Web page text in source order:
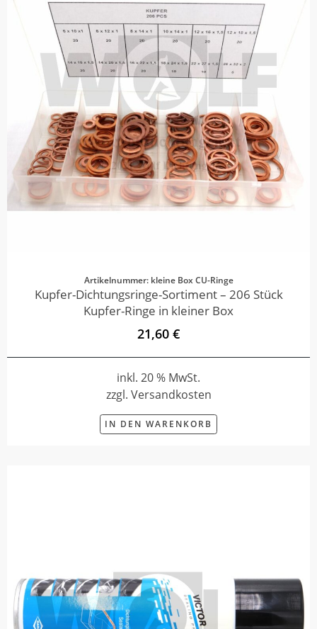
Artikelnummer: kleine Box CU-Ringe
Kupfer-Dichtungsringe-Sortiment – 206 Stück
Kupfer-Ringe in kleiner Box
21,60 €
inkl. 20 % MwSt.
zzgl. Versandkosten
IN DEN WARENKORB